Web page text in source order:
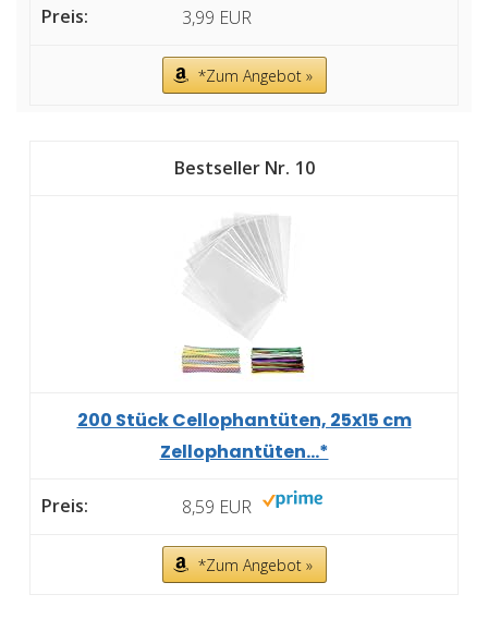
3,99 EUR
*Zum Angebot »
10
200 Stück Cellophantüten, 25x15 cm
Zellophantüten...*
8,59 EUR
*Zum Angebot »